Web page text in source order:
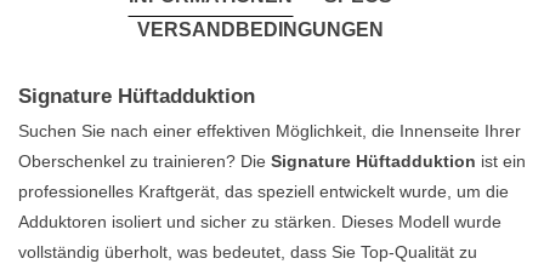
VERSANDBEDINGUNGEN
Signature Hüftadduktion
Suchen Sie nach einer effektiven Möglichkeit, die Innenseite Ihrer
Oberschenkel zu trainieren? Die Signature Hüftadduktion ist ein
professionelles Kraftgerät, das speziell entwickelt wurde, um die
Adduktoren isoliert und sicher zu stärken. Dieses Modell wurde
vollständig überholt, was bedeutet, dass Sie Top-Qualität zu